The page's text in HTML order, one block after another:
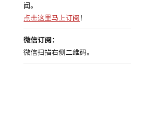
闻。
点击这里马上订阅 ！
微信订阅：
微信扫描右侧二维码。